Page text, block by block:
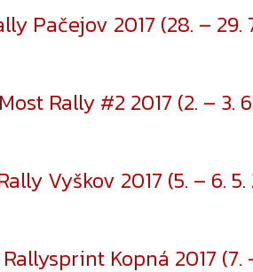
Pačejov 2017 (28. – 29.
Rally #2 2017 (2. – 3.
Vyškov 2017 (5. – 6. 5.
Kopná 2017 (7.